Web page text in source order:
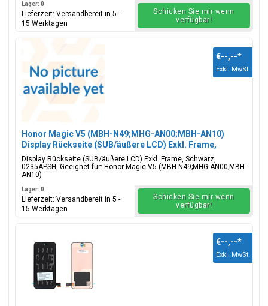
Lager: 0
Lieferzeit: Versandbereit in 5 -
15 Werktagen
Schicken Sie mir wenn
verfügbar!
Honor Magic V5 (MBH-N49;MHG-AN00;MBH-AN10)
Display Rückseite (SUB/äußere LCD) Exkl. Frame,
Schwarz, 0235APSH
Display Rückseite (SUB/äußere LCD) Exkl. Frame, Schwarz,
0235APSH, Geeignet für: Honor Magic V5 (MBH-N49;MHG-AN00;MBH-
AN10)
€--,--*
Exkl. MwSt.
Lager: 0
Lieferzeit: Versandbereit in 5 -
15 Werktagen
Schicken Sie mir wenn
verfügbar!
€--,--*
Exkl. MwSt.